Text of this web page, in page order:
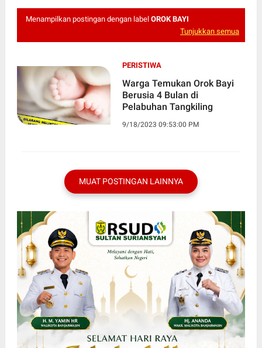
Menampilkan postingan dengan label OROK BAYI
Tunjukkan semua
PERISTIWA
Warga Temukan Orok Bayi
Berusia 4 Bulan di
Pelabuhan Tangkiling
9/18/2023 09:53:00 PM
MUAT POSTINGAN LAINNYA